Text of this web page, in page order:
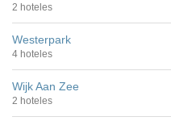
2 hoteles
Westerpark
4 hoteles
Wijk Aan Zee
2 hoteles